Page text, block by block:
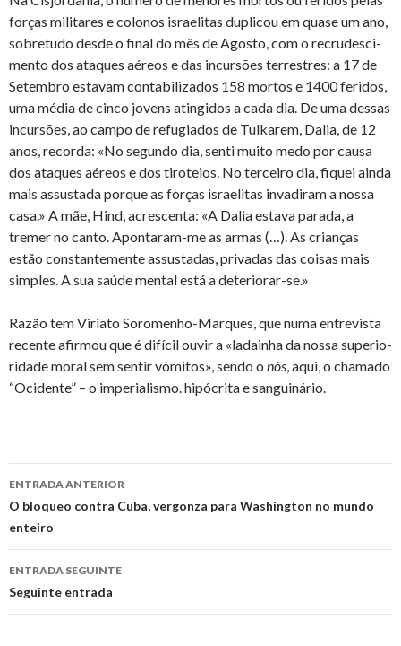
forças mi­li­tares e co­lonos is­ra­e­litas du­plicou em quase um ano,
so­bre­tudo desde o final do mês de Agosto, com o re­cru­des­ci­
mento dos ata­ques aé­reos e das in­cur­sões ter­res­tres: a 17 de
Se­tembro es­tavam con­ta­bi­li­zados 158 mortos e 1400 fe­ridos,
uma média de cinco jo­vens atin­gidos a cada dia. De uma dessas
in­cur­sões, ao campo de re­fu­gi­ados de Tul­karem, Dalia, de 12
anos, re­corda: «No se­gundo dia, senti muito medo por causa
dos ata­ques aé­reos e dos ti­ro­teios. No ter­ceiro dia, fi­quei ainda
mais as­sus­tada porque as forças is­ra­e­litas in­va­diram a nossa
casa.» A mãe, Hind, acres­centa: «A Dalia es­tava pa­rada, a
tremer no canto. Apon­taram-me as armas (…). As cri­anças
estão cons­tan­te­mente as­sus­tadas, pri­vadas das coisas mais
sim­ples. A sua saúde mental está a de­te­ri­orar-se.»
Razão tem Vi­riato So­ro­menho-Mar­ques, que numa en­tre­vista
re­cente afirmou que é di­fícil ouvir a «la­dainha da nossa su­pe­ri­o­
ri­dade moral sem sentir vó­mitos», sendo o nós, aqui, o cha­mado
“Oci­dente” – o im­pe­ri­a­lismo. hi­pó­crita e san­gui­nário.
Ir
a
entrada
ENTRADA ANTERIOR
O bloqueo contra Cuba, vergonza para Washington no mundo
enteiro
ENTRADA SEGUINTE
Seguinte entrada